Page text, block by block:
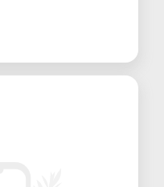
12-fach